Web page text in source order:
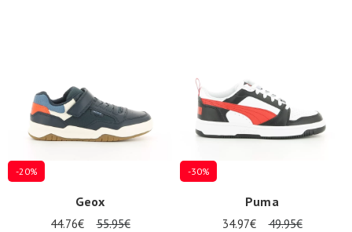
-20%
Geox
44.76€ 55.95€
-30%
Puma
34.97€ 49.95€